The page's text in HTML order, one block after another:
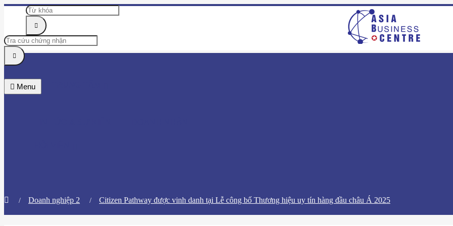
Menu
Doanh nghiệp 2 ​Citizen Pathway được vinh danh tại Lễ công bố Thương hiệu uy tín hàng đầu châu Á 2025